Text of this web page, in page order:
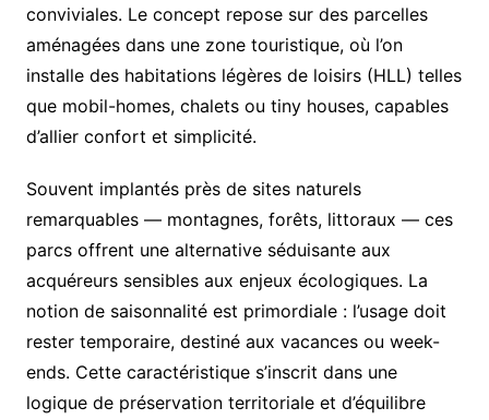
conviviales. Le concept repose sur des parcelles
aménagées dans une zone touristique, où l’on
installe des habitations légères de loisirs (HLL) telles
que mobil-homes, chalets ou tiny houses, capables
d’allier confort et simplicité.
Souvent implantés près de sites naturels
remarquables — montagnes, forêts, littoraux — ces
parcs offrent une alternative séduisante aux
acquéreurs sensibles aux enjeux écologiques. La
notion de saisonnalité est primordiale : l’usage doit
rester temporaire, destiné aux vacances ou week-
ends. Cette caractéristique s’inscrit dans une
logique de préservation territoriale et d’équilibre